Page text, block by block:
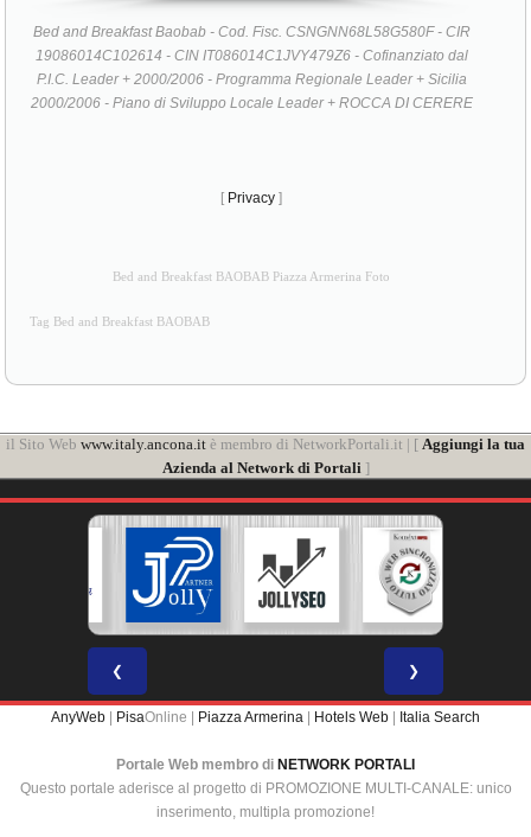
Bed and Breakfast Baobab - Cod. Fisc. CSNGNN68L58G580F - CIR
19086014C102614 - CIN IT086014C1JVY479Z6 - Cofinanziato dal
P.I.C. Leader + 2000/2006 - Programma Regionale Leader + Sicilia
2000/2006 - Piano di Sviluppo Locale Leader + ROCCA DI CERERE
[ Privacy ]
Bed and Breakfast BAOBAB Piazza Armerina Foto
Tag Bed and Breakfast BAOBAB
il Sito Web www.italy.ancona.it è membro di NetworkPortali.it | [ Aggiungi la tua
Azienda al Network di Portali]
❮ ❯
AnyWeb PisaOnline | Piazza Armerina Hotels Web Italia Search
Portale Web membro di NETWORK PORTALI
Questo portale aderisce al progetto di PROMOZIONE MULTI-CANALE: unico
inserimento, multipla promozione!